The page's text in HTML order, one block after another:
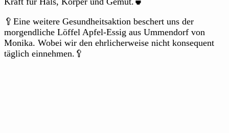
🥄Eine weitere Gesundheitsaktion beschert uns der
morgendliche Löffel Apfel-Essig aus Ummendorf von
Monika. Wobei wir den ehrlicherweise nicht konsequent
täglich einnehmen.🥄